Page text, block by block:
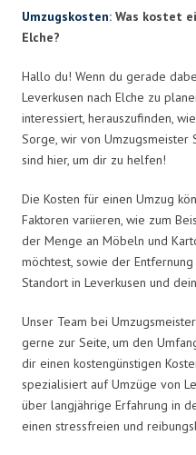
Umzugskosten: Was kostet
Elche?
Hallo du! Wenn du gerade
Leverkusen nach Elche zu
interessiert, herauszufinden,
Sorge, wir von Umzugsmeister
sind hier, um dir zu helfen!
Die Kosten für einen Umzug
Faktoren variieren, wie zum
der Menge an Möbeln und
möchtest, sowie der
Standort in Leverkusen und
Unser Team bei
gerne zur Seite, um den
dir einen kostengünstigen
spezialisiert auf Umzüge von
über langjährige Erfahrung in
einen stressfreien und